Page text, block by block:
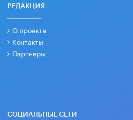
РЕДАКЦИЯ
О проекте
Контакты
Партнеры
СОЦИАЛЬНЫЕ СЕТИ